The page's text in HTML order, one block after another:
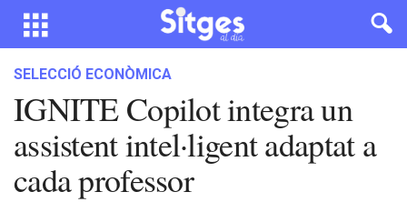
SELECCIÓ ECONÒMICA
IGNITE Copilot integra un
assistent intel·ligent adaptat a
cada professor